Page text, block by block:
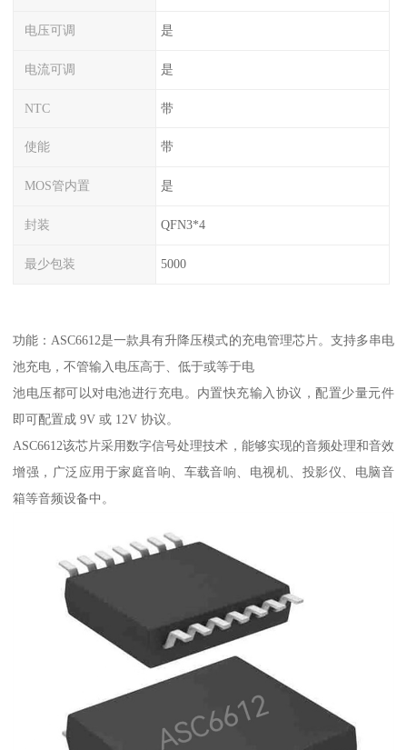
电压可调 是
电流可调 是
NTC 带
使能 带
MOS管内置 是
封装 QFN3*4
最少包装 5000
功能：ASC6612是一款具有升降压模式的充电管理芯片。支持多串电
池充电，不管输入电压高于、低于或等于电
池电压都可以对电池进行充电。内置快充输入协议，配置少量元件
即可配置成 9V 或 12V 协议。
ASC6612该芯片采用数字信号处理技术，能够实现的音频处理和音效
增强，广泛应用于家庭音响、车载音响、电视机、投影仪、电脑音
箱等音频设备中。